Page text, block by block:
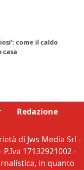
come il caldo
casa
Redazione
di Jws Media Srl -
17132921002 -
in quanto